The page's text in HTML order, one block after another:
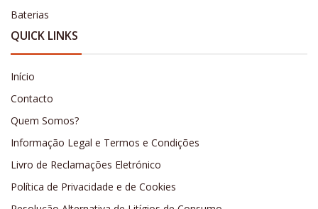
Baterias
QUICK LINKS
Início
Contacto
Quem Somos?
Informação Legal e Termos e Condições
Livro de Reclamações Eletrónico
Política de Privacidade e de Cookies